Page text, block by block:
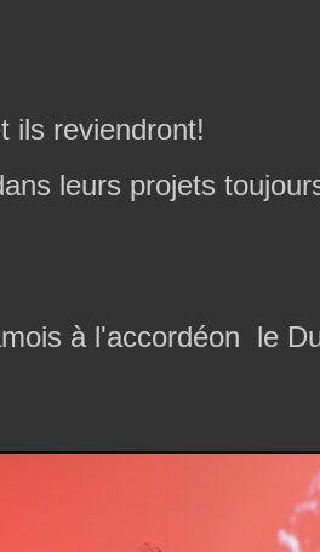
ils reviendront!
leurs projets
à l'accordéon le